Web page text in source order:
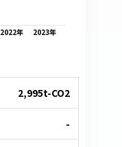
2022年 2023年
2,995t-CO2
-